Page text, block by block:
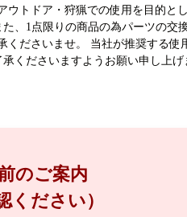
トドア・狩猟での使用を目的
1点限りの商品の為パーツの交
ださいませ。 当社が推奨する
ださいますようお願い申し上
のご案内
ください）